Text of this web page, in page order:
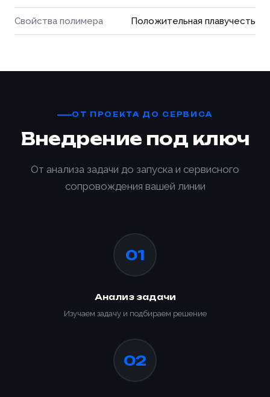
Свойства полимера Положительная плавучесть
ОТ ПРОЕКТА ДО СЕРВИСА
Внедрение под ключ
От анализа задачи до запуска и сервисного
сопровождения вашей линии
01
Анализ задачи
Изучаем задачу и подбираем решение
02